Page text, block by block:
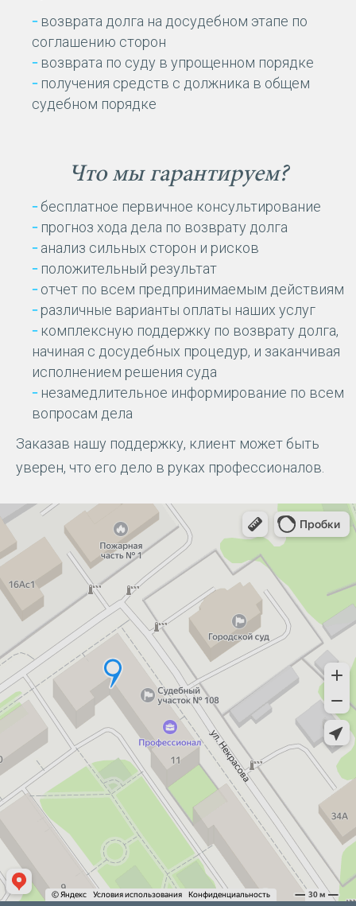
возврата долга на досудебном этапе по
соглашению сторон
возврата по суду в упрощенном порядке
получения средств с должника в общем
судебном порядке
Что мы гарантируем?
бесплатное первичное консультирование
прогноз хода дела по возврату долга
анализ сильных сторон и рисков
положительный результат
отчет по всем предпринимаемым действиям
различные варианты оплаты наших услуг
комплексную поддержку по возврату долга,
начиная с досудебных процедур, и заканчивая
исполнением решения суда
незамедлительное информирование по всем
вопросам дела
Заказав нашу поддержку, клиент может быть
уверен, что его дело в руках профессионалов.